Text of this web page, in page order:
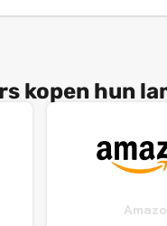
kopen hun